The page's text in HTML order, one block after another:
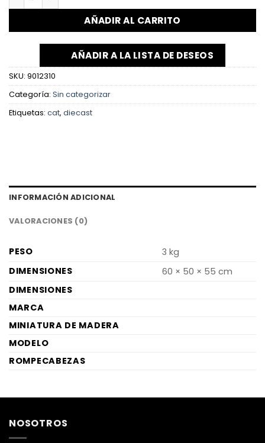
AÑADIR AL CARRITO
AÑADIR A LA LISTA DE DESEOS
SKU: 9012310
Categoría: Sin categorizar
Etiquetas: cat, diecast
INFORMACIÓN ADICIONAL
VALORACIONES (0)
PESO
3 kg
DIMENSIONES
60 × 50 × 55 cm
DIMENSIONES
MARCA
MINIATURA DE MADERA
MODELO
ROMPECABEZAS
NOSOTROS